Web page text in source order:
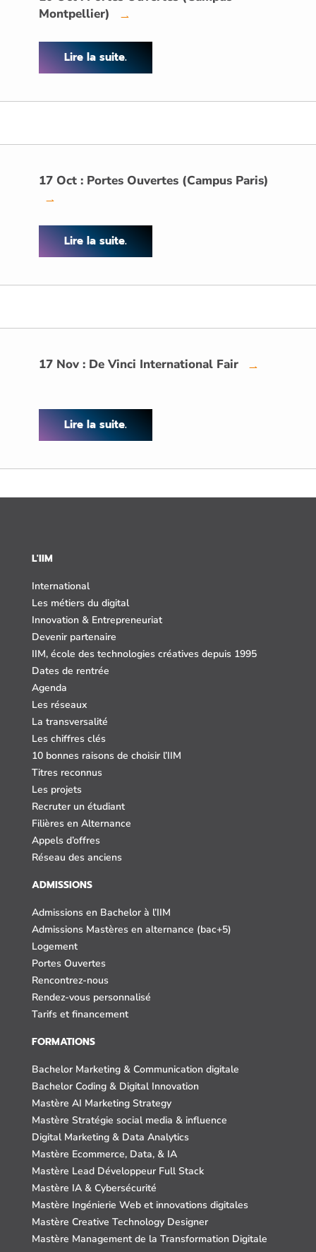
Montpellier)
→
Lire la suite.
17 Oct : Portes Ouvertes (Campus Paris)
→
Lire la suite.
17 Nov : De Vinci International Fair →
Lire la suite.
L'IIM
International
Les métiers du digital
Innovation & Entrepreneuriat
Devenir partenaire
IIM, école des technologies créatives depuis 1995
Dates de rentrée
Agenda
Les réseaux
La transversalité
Les chiffres clés
10 bonnes raisons de choisir l’IIM
Titres reconnus
Les projets
Recruter un étudiant
Filières en Alternance
Appels d’offres
Réseau des anciens
ADMISSIONS
Admissions en Bachelor à l’IIM
Admissions Mastères en alternance (bac+5)
Logement
Portes Ouvertes
Rencontrez-nous
Rendez-vous personnalisé
Tarifs et financement
FORMATIONS
Bachelor Marketing & Communication digitale
Bachelor Coding & Digital Innovation
Mastère AI Marketing Strategy
Mastère Stratégie social media & influence
Digital Marketing & Data Analytics
Mastère Ecommerce, Data, & IA
Mastère Lead Développeur Full Stack
Mastère IA & Cybersécurité
Mastère Ingénierie Web et innovations digitales
Mastère Creative Technology Designer
Mastère Management de la Transformation Digitale